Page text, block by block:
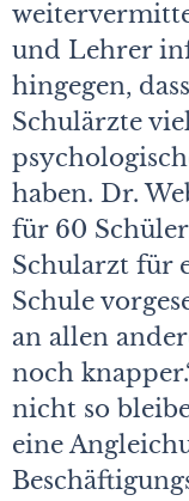
und Lehrer
hingegen,
Schulärzte
haben. Dr.
für 60
Schularzt für
Schule
an allen
noch
nicht so
eine